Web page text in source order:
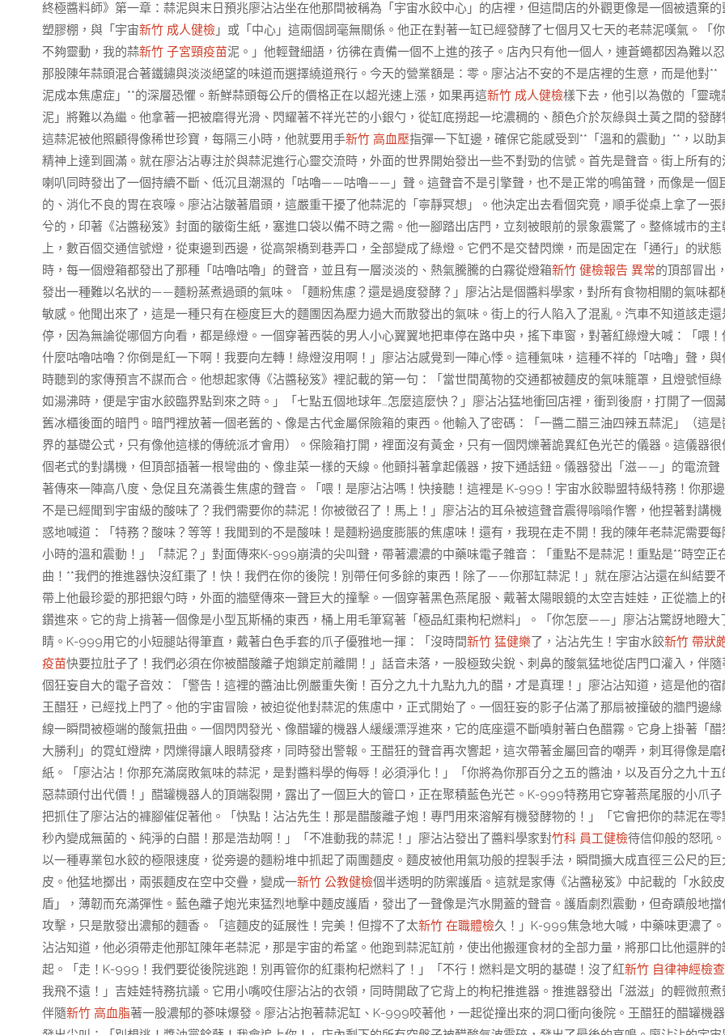
終極醬料師》第一章：蒜泥與末日預兆廖沾沾坐在他那間被稱為「宇宙水餃中心」的店裡，但這間店的外觀更像是一個被遺棄的
塑膠棚，與「宇宙新竹 成人健檢 」或「中心」這兩個詞毫無關係。他正在對著一缸已經發酵了七個月又七天的老蒜泥嘆氣。「
不夠靈動，我的蒜新竹 子宮頸疫苗泥。」他輕聲細語，彷彿在責備一個不上進的孩子。店內只有他一個人，連蒼蠅都因為難以
那股陳年蒜頭混合著鐵鏽與淡淡絕望的味道而選擇繞道飛行。今天的營業額是：零。廖沾沾不安的不是店裡的生意，而是他對**
泥成本焦慮症」**的深層恐懼。新鮮蒜頭每公斤的價格正在以超光速上漲，如果再這新竹 成人健檢樣下去，他引以為傲的「靈魂
泥」將難以為繼。他拿著一把被磨得光滑、閃耀著不祥光芒的小銀勺，從缸底撈起一坨濃稠的、顏色介於灰綠與土黃之間的發酵
這蒜泥被他照顧得像稀世珍寶，每隔三小時，他就要用手新竹 高血壓指彈一下缸邊，確保它能感受到**「溫和的震動」**，以助
精神上達到圓滿。就在廖沾沾專注於與蒜泥進行心靈交流時，外面的世界開始發出一些不對勁的信號。首先是聲音。街上所有的
喇叭同時發出了一個持續不斷、低沉且潮濕的「咕嚕——咕嚕——」聲。這聲音不是引擎聲，也不是正常的鳴笛聲，而像是一個
的、消化不良的胃在哀嚎。廖沾沾皺著眉頭，這嚴重干擾了他蒜泥的「寧靜冥想」。他決定出去看個究竟，順手從桌上拿了一張
兮的，印著《沾醬秘笈》封面的皺衛生紙，塞進口袋以備不時之需。他一腳踏出店門，立刻被眼前的景象震驚了。整條城市的主
上，數百個交通信號燈，從東邊到西邊，從高架橋到巷弄口，全部變成了綠燈。它們不是交替閃爍，而是固定在「通行」的狀態
時，每一個燈箱都發出了那種「咕嚕咕嚕」的聲音，並且有一層淡淡的、熱氣騰騰的白霧從燈箱新竹 健檢報告 異常的頂部冒出
發出一種難以名狀的——麵粉蒸煮過頭的氣味。「麵粉焦慮？還是過度發酵？」廖沾沾是個醬料學家，對所有食物相關的氣味都
敏感。他聞出來了，這是一種只有在極度巨大的麵團因為壓力過大而散發出的氣味。街上的行人陷入了混亂。汽車不知道該走還
停，因為無論從哪個方向看，都是綠燈。一個穿著西裝的男人小心翼翼地把車停在路中央，搖下車窗，對著紅綠燈大喊：「喂！
什麼咕嚕咕嚕？你倒是紅一下啊！我要向左轉！綠燈沒用啊！」廖沾沾感覺到一陣心悸。這種氣味，這種不祥的「咕嚕」聲，與
時聽到的家傳預言不謀而合。他想起家傳《沾醬秘笈》裡記載的第一句：「當世間萬物的交通都被麵皮的氣味籠罩，且燈號恒綠
如湯沸時，便是宇宙水餃臨界點到來之時。」「七點五個地球年…怎麼這麼快？」廖沾沾猛地衝回店裡，衝到後廚，打開了一個
舊冰櫃後面的暗門。暗門裡放著一個老舊的、像是古代金屬保險箱的東西。他輸入了密碼：「一醬二醋三油四辣五蒜泥」（這是
界的基礎公式，只有像他這樣的傳統派才會用）。保險箱打開，裡面沒有黃金，只有一個閃爍著詭異紅色光芒的儀器。這儀器很
個老式的對講機，但頂部插著一根彎曲的、像韭菜一樣的天線。他顫抖著拿起儀器，按下通話鈕。儀器發出「滋——」的電流聲
著傳來一陣高八度、急促且充滿養生焦慮的聲音。「喂！是廖沾沾嗎！快接聽！這裡是 K-999！宇宙水餃聯盟特級特務！你那
不是已經聞到宇宙級的酸味了？我們需要你的蒜泥！你被徵召了！馬上！」廖沾沾的耳朵被這聲音震得嗡嗡作響，他捏著對講機
惑地喊道：「特務？酸味？等等！我聞到的不是酸味！是麵粉過度膨脹的焦慮味！還有，我現在走不開！我的陳年老蒜泥需要每
小時的溫和震動！」「蒜泥？」對面傳來K-999崩潰的尖叫聲，帶著濃濃的中藥味電子雜音：「重點不是蒜泥！重點是**時空正
曲！**我們的推進器快沒紅棗了！快！我們在你的後院！別帶任何多餘的東西！除了——你那缸蒜泥！」就在廖沾沾還在糾結要
帶上他最珍愛的那把銀勺時，外面的牆壁傳來一聲巨大的撞擊。一個穿著黑色燕尾服、戴著太陽眼鏡的太空吉娃娃，正從牆上的
鑽進來。它的背上揹著一個像是小型瓦斯桶的東西，桶上用毛筆寫著「極品紅棗枸杞燃料」。「你怎麼——」廖沾沾驚訝地瞪大
睛。K-999用它的小短腿站得筆直，戴著白色手套的爪子優雅地一揮：「沒時間新竹 猛健樂了，沾沾先生！宇宙水餃新竹 帶狀
疫苗快要拉肚子了！我們必須在你被醋酸離子炮鎖定前離開！」話音未落，一股極致尖銳、刺鼻的酸氣猛地從店門口灌入，伴隨
個狂妄自大的電子音效：「警告！這裡的醬油比例嚴重失衡！百分之九十九點九九的醋，才是真理！」廖沾沾知道，這是他的宿
王醋狂，已經找上門了。他的宇宙冒險，被迫從他對蒜泥的焦慮中，正式開始了。一個狂妄的影子佔滿了那扇被撞破的牆門邊緣
線一瞬間被極端的酸氣扭曲。一個閃閃發光、像醋罐的機器人緩緩漂浮進來，它的底座還不斷噴射著白色醋霧。它身上掛著「醋
大勝利」的霓虹燈牌，閃爍得讓人眼睛發疼，同時發出警報。王醋狂的聲音再次響起，這次帶著金屬回音的嘲弄，刺耳得像是磨
紙。「廖沾沾！你那充滿腐敗氣味的蒜泥，是對醬料學的侮辱！必須淨化！」「你將為你那百分之五的醬油，以及百分之九十五
惡蒜頭付出代價！」醋罐機器人的頂端裂開，露出了一個巨大的管口，正在聚積藍色光芒。K-999特務用它穿著燕尾服的小爪子
把抓住了廖沾沾的褲腳催促著他。「快點！沾沾先生！那是醋酸離子炮！專門用來溶解有機發酵物的！」「它會把你的蒜泥在零
秒內變成無菌的、純淨的白醋！那是浩劫啊！」「不准動我的蒜泥！」廖沾沾發出了醬料學家對竹科 員工健檢待信仰般的怒吼
以一種專業包水餃的極限速度，從旁邊的麵粉堆中抓起了兩團麵皮。麵皮被他用氣功般的捏製手法，瞬間擴大成直徑三公尺的巨
皮。他猛地擲出，兩張麵皮在空中交疊，變成一新竹 公教健檢個半透明的防禦護盾。這就是家傳《沾醬秘笈》中記載的「水餃
盾」，薄韌而充滿彈性。藍色離子炮光束猛烈地擊中麵皮護盾，發出了一聲像是汽水開蓋的聲音。護盾劇烈震動，但奇蹟般地擋
攻擊，只是散發出濃郁的麵香。「這麵皮的延展性！完美！但撐不了太新竹 在職體檢久！」K-999焦急地大喊，中藥味更濃了
沾沾知道，他必須帶走他那缸陳年老蒜泥，那是宇宙的希望。他跑到蒜泥缸前，使出他搬運食材的全部力量，將那口比他還胖的
起。「走！K-999！我們要從後院逃跑！別再管你的紅棗枸杞燃料了！」「不行！燃料是文明的基礎！沒了紅新竹 自律神經檢查
我飛不遠！」吉娃娃特務抗議。它用小嘴咬住廖沾沾的衣領，同時開啟了它背上的枸杞推進器。推進器發出「滋滋」的輕微煎煮
伴隨新竹 高血脂著一股濃郁的蔘味爆發。廖沾沾抱著蒜泥缸、K-999咬著他，一起從撞出來的洞口衝向後院。王醋狂的醋罐機